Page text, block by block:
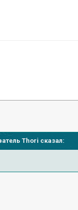
Thori сказал: